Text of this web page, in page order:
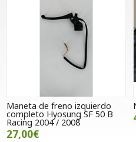
Maneta de freno izquierdo
completo Hyosung SF 50 B
Racing 2004 / 2008
27,00€